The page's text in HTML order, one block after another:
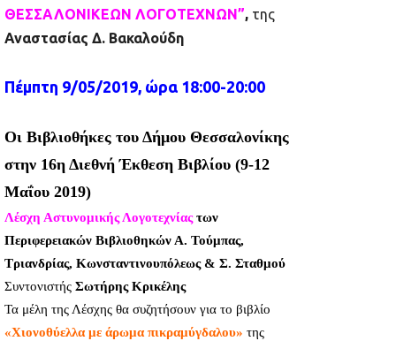
ΘΕΣΣΑΛΟΝΙΚΕΩΝ ΛΟΓΟΤΕΧΝΩΝ”, της
Αναστασίας Δ. Βακαλούδη
Πέμπτη 9/05/2019, ώρα 18:00-20:00
Οι Βιβλιοθήκες του Δήμου Θεσσαλονίκης
στην 16η Διεθνή Έκθεση Βιβλίου (9-12
Μαΐου 2019)
Λέσχη Αστυνομικής Λογοτεχνίαςτων
Περιφερειακών Βιβλιοθηκών Α. Τούμπας,
Τριανδρίας, Κωνσταντινουπόλεως & Σ. Σταθμού
Συντονιστής Σωτήρης Κρικέλης
Τα μέλη της Λέσχης θα συζητήσουν για το βιβλίο
«Χιονοθύελλα με άρωμα πικραμύγδαλου» της